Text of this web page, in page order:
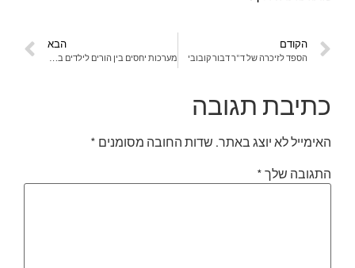
הקודם
הספד לזיכרה של ד"ר דבור קובובי
הבא
מערכות יחסים בין הורים לילדים בוגרים- עוד ניתן לתקן?
כתיבת תגובה
האימייל לא יוצג באתר. שדות החובה מסומנים *
התגובה שלך*